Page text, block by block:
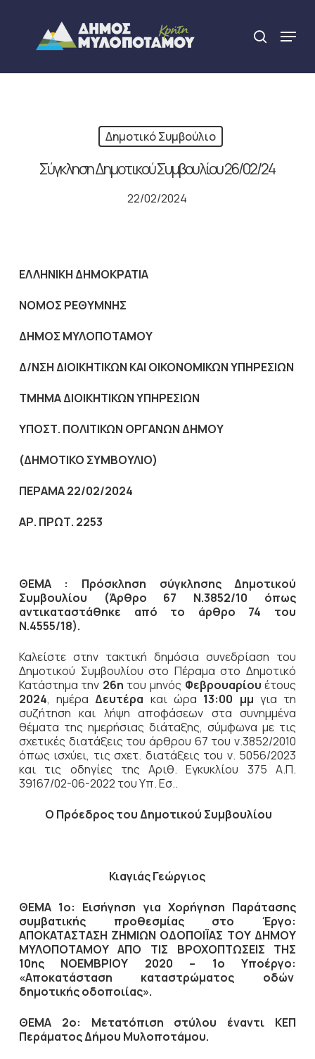
content
search
Menu
Δημοτικό Συμβούλιο
Σύγκληση Δημοτικού Συμβουλίου 26/02/24
22/02/2024
ΕΛΛΗΝΙΚΗ ΔΗΜΟΚΡΑΤΙΑ
NOMOΣ ΡΕΘΥΜΝΗΣ
ΔΗΜΟΣ ΜΥΛΟΠΟΤΑΜΟΥ
Δ/ΝΣΗ ΔΙΟΙΚΗΤΙΚΩΝ ΚΑΙ ΟΙΚΟΝΟΜΙΚΩΝ ΥΠΗΡΕΣΙΩΝ
ΤΜΗΜΑ ΔΙΟΙΚΗΤΙΚΩΝ ΥΠΗΡΕΣΙΩΝ
ΥΠΟΣΤ. ΠΟΛΙΤΙΚΩΝ ΟΡΓΑΝΩΝ ΔΗΜΟΥ
(ΔΗΜΟΤΙΚΟ ΣΥΜΒΟΥΛΙΟ)
ΠΕΡΑΜΑ 22/02/2024
ΑΡ. ΠΡΩΤ. 2253
ΘΕΜΑ : Πρόσκληση σύγκλησης Δημοτικού
Συμβουλίου (Άρθρο 67 Ν.3852/10
όπως
αντικαταστάθηκε από το άρθρο 74 του
Ν.4555/18).
Καλείστε στην τακτική δημόσια συνεδρίαση του
Δημοτικού Συμβουλίου στο Πέραμα στο Δημοτικό
Κατάστημα την 26η του μηνός Φεβρουαρίου έτους
2024, ημέραΔευτέρα και ώρα 13:00 μμ για τη
συζήτηση και λήψη αποφάσεων στα συνημμένα
θέματα της ημερήσιας διάταξης, σύμφωνα με τις
σχετικές διατάξεις του άρθρου 67 του ν.3852/2010
όπως ισχύει, τις σχετ. διατάξεις του ν. 5056/2023
και τις οδηγίες της Αριθ. Εγκυκλίου 375 Α.Π.
39167/02-06-2022 του Υπ. Εσ..
Ο Πρόεδρος του Δημοτικού Συμβουλίου
Κιαγιάς Γεώργιος
ΘΕΜΑ 1ο: Εισήγηση για Χορήγηση Παράτασης
συμβατικής προθεσμίας στο Έργο:
ΑΠΟΚΑΤΑΣΤΑΣΗ ΖΗΜΙΩΝ ΟΔΟΠΟΙΪΑΣ ΤΟΥ ΔΗΜΟΥ
ΜΥΛΟΠΟΤΑΜΟΥ ΑΠΟ ΤΙΣ ΒΡΟΧΟΠΤΩΣΕΙΣ ΤΗΣ
10ης ΝΟΕΜΒΡΙΟΥ 2020 – 1ο Υποέργο:
«Αποκατάσταση καταστρώματος οδών
δημοτικής οδοποιίας».
ΘΕΜΑ 2ο: Μετατόπιση στύλου έναντι ΚΕΠ
Περάματος Δήμου Μυλοποτάμου.
Close